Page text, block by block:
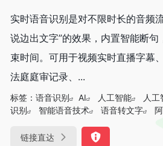
实时语音识别是对不限时长的音频
说边出文字”的效果，内置智能断
束时间。可用于视频实时直播字幕
法庭庭审记录、...
标签： 语音识别 AI 人工智能 人
识别
智能语音技术 语音转文字
链接直达